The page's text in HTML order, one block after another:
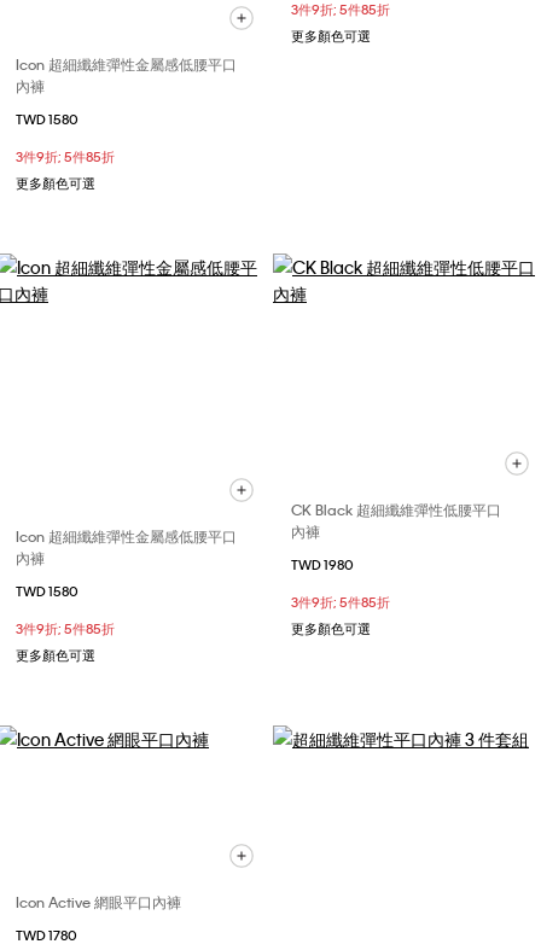
Icon 超細纖維彈性金屬感低腰平口
內褲
TWD 1580
3件9折; 5件85折
更多顏色可選
3件9折; 5件85折
更多顏色可選
Icon 超細纖維彈性金屬感低腰平口
內褲
TWD 1580
3件9折; 5件85折
更多顏色可選
CK Black 超細纖維彈性低腰平口
內褲
TWD 1980
3件9折; 5件85折
更多顏色可選
Icon Active 網眼平口內褲
TWD 1780